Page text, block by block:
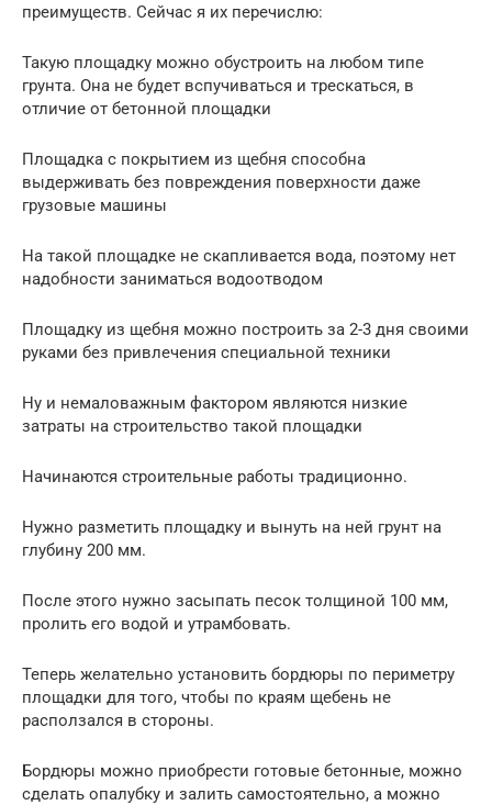
преимуществ. Сейчас я их перечислю:
Такую площадку можно обустроить на любом типе
грунта. Она не будет вспучиваться и трескаться, в
отличие от бетонной площадки
Площадка с покрытием из щебня способна
выдерживать без повреждения поверхности даже
грузовые машины
На такой площадке не скапливается вода, поэтому нет
надобности заниматься водоотводом
Площадку из щебня можно построить за 2-3 дня своими
руками без привлечения специальной техники
Ну и немаловажным фактором являются низкие
затраты на строительство такой площадки
Начинаются строительные работы традиционно.
Нужно разметить площадку и вынуть на ней грунт на
глубину 200 мм.
После этого нужно засыпать песок толщиной 100 мм,
пролить его водой и утрамбовать.
Теперь желательно установить бордюры по периметру
площадки для того, чтобы по краям щебень не
расползался в стороны.
Бордюры можно приобрести готовые бетонные, можно
сделать опалубку и залить самостоятельно, а можно